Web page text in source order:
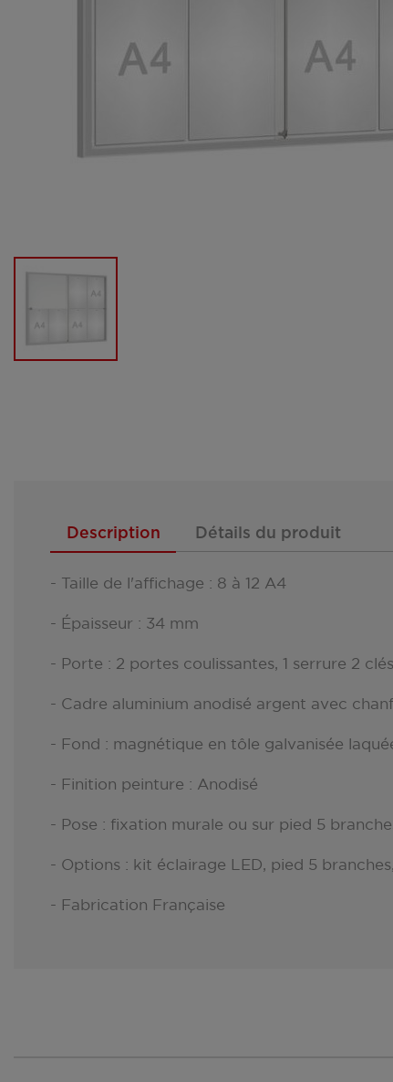
Description Détails du produit
- Taille de l'affichage : 8 à 12 A4
- Épaisseur : 34 mm
- Porte : 2 portes coulissantes, 1 serrure 2 clés
- Cadre aluminium anodisé argent avec
- Fond : magnétique en tôle galvanisée
- Finition peinture : Anodisé
- Pose : fixation murale ou sur pied 5
- Options : kit éclairage LED, pied 5
- Fabrication Française